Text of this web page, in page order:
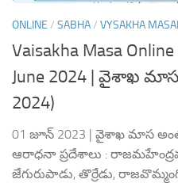
ONLINE / SABHA/ VYSAKHA
Vaisakha Masa
June 2024 | వైశాఖ
2024)
01 జూన్ 2023 | వైశాఖ మాస
ఆరాధనా ప్రదేశాలు :
జేగురుపాడు, తొర్రేడు,